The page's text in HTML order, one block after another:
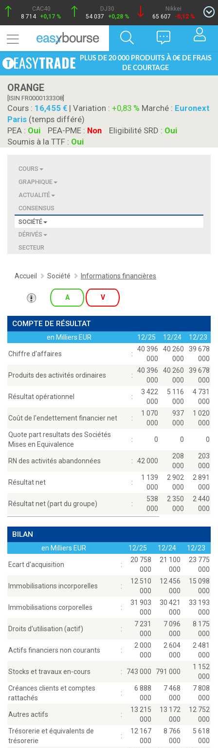
CAC40
8 714 +0,17 %
DJ30
54 037
+0,28 %
Nikkei
65 607
-0,12 %
PLUS DE 20 000 PRODUITS À 0€ DE FRAIS
DE COURTAGE
ORANGE
[ISIN FR0000133308]
Cours : 16,455 | Variation : +0,83 % Marché : Euronext
Paris (temps différé)
PEA : Oui PEA-PME : Non Eligibilité SRD : Oui
Soumis à la TTF : Oui
COURS
GRAPHIQUE
ACTUALITÉ
CONSENSUS
SOCIÉTÉ
DÉRIVÉS
SECTEUR
Accueil Société Informations financières
A V
COMPTE DE RÉSULTAT
en Milliers EUR 12/25 12/24 12/23
Chiffre d'affaires :
40 396
000
40 260
000
39 678
000
Produits des activités ordinaires :
40 396
000
40 260
000
39 678
000
Résultat opérationnel :
3 422
000
5 116
000
4 731
000
Coût de l'endettement financier net :
1 070
000
937
000
1 020
000
Quote part resultats des Sociétés
Mises en Equivalence
: 0 0 0
RN des activités abandonnées : 42 000
208
000
203
000
Résultat net :
1 139
000
2 902
000
2 891
000
Résultat net (part du groupe) :
538
000
2 350
000
2 440
000
BILAN
en Milliers EUR 12/25 12/24 12/23
Ecart d'acquisition :
20 758
000
21 100
000
23 775
000
Immobilisations incorporelles :
12 510
000
12 456
000
15 098
000
Immobilisations corporelles :
31 903
000
30 421
000
33 193
000
Droits d'utilisation (actif) :
7 231
000
7 096
000
8 175
000
Actifs financiers non courants :
2 000
000
2 604
000
2 481
000
Stocks et travaux en-cours : 743 000 791 000
1 152
000
Créances clients et comptes
rattachés
:
6 888
000
7 468
000
7 808
000
Autres actifs :
13 215
000
13 172
000
12 752
000
Trésorerie et équivalents de
trésorerie
:
12 167
000
8 766
000
5 618
000